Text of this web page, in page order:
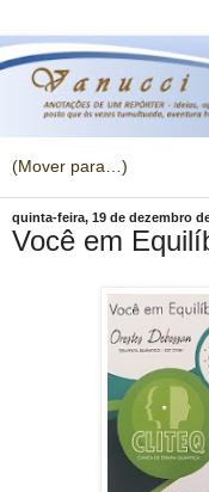
quinta-feira, 19 de dezembro
Você em